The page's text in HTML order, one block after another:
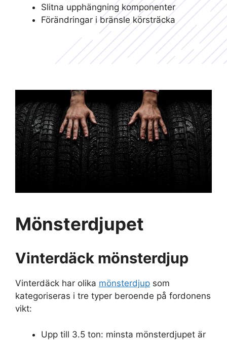
Slitna upphängning komponenter
Förändringar i bränsle körsträcka
Mönsterdjupet
Vinterdäck mönsterdjup
Vinterdäck har olika mönsterdjup som
kategoriseras i tre typer beroende på fordonens
vikt:
Upp till 3.5 ton: minsta mönsterdjupet är